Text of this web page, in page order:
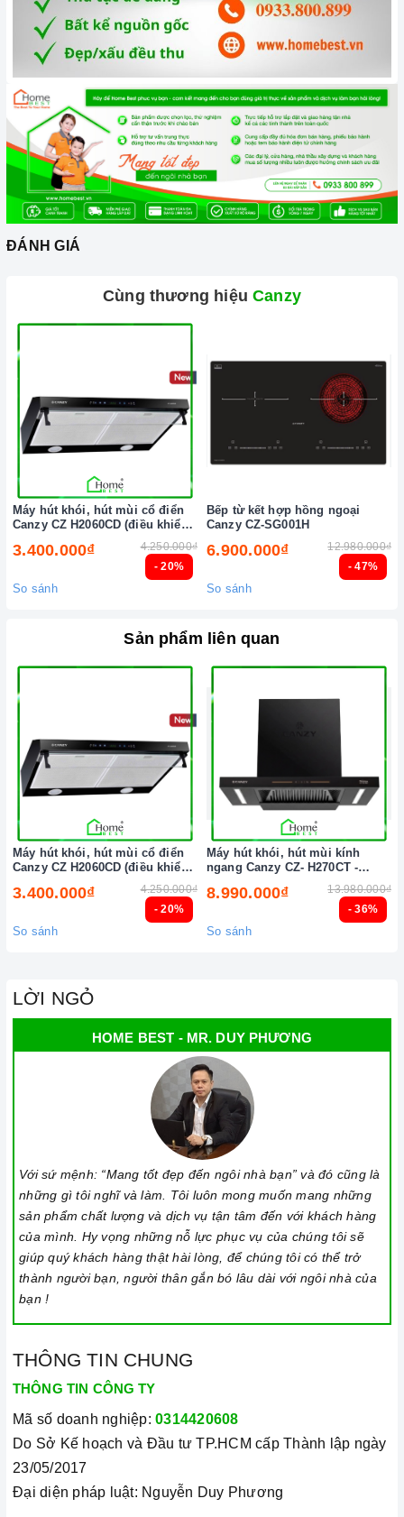
sản phẩm.
Vận chuyển lắp đặt nhanh chóng:Đội ngũ tư vấn viên,
hành cùng quý khách trong quá trình mua sắm và sử dụng
sản phẩm.
Đến với Home Best, chúng tôi tự hào cung cấp đến khách hàng
chất lượng và nguồn gốc sản phẩm chính hãng. Chúng tôi tự
tin mang đến cho quý khách hàng dịch vụ chăm sóc khách
hàng tận tâm và chính sách bảo hành, hậu mãi chuyên nghiệp
nhất.
Xem thêm tại đây: Home Best Care - Trung tâm bảo trì, sửa
ĐÁNH GIÁ
Cùng thương hiệuCanzy
- 20%
Máy hút khói, hút mùi cổ điển
Canzy CZ H2060CD (điều khiển
3.400.000₫ 4.250.000₫
So sánh
- 47%
Bếp từ kết hợp hồng ngoại
Canzy CZ-SG001H
6.900.000₫ 12.980.000₫
So sánh
Sản phẩm liên quan
- 20%
Máy hút khói, hút mùi cổ điển
Canzy CZ H2060CD (điều khiển
3.400.000₫ 4.250.000₫
So sánh
- 36%
Máy hút khói, hút mùi kính
ngang Canzy CZ- H270CT -
H271CT (điều khiển cảm ứng
vẫy tay)
8.990.000₫ 13.980.000₫
So sánh
LỜI NGỎ
HOME BEST - MR. DUY PHƯƠNG
Với sứ mệnh: “Mang tốt đẹp đến ngôi nhà bạn” và đó cũng là
những gì tôi nghĩ và làm. Tôi luôn mong muốn mang những
sản phẩm chất lượng và dịch vụ tận tâm đến với khách hàng
của mình. Hy vọng những nỗ lực phục vụ của chúng tôi sẽ
giúp quý khách hàng thật hài lòng, để chúng tôi có thể trở
thành người bạn, người thân gắn bó lâu dài với ngôi nhà của
bạn !
THÔNG TIN CHUNG
THÔNG TIN CÔNG TY
Mã số doanh nghiệp: 0314420608
Do Sở Kế hoạch và Đầu tư TP.HCM cấp Thành lập ngày
23/05/2017
Đại diện pháp luật: Nguyễn Duy Phương